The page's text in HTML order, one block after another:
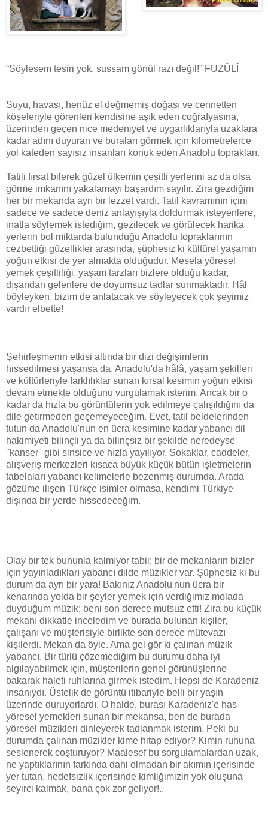
“Söylesem tesiri yok, sussam gönül razı değil!” FUZÛLÎ
Suyu, havası, henüz el değmemiş doğası ve cennetten
köşeleriyle görenleri kendisine aşık eden coğrafyasına,
üzerinden geçen nice medeniyet ve uygarlıklarıyla uzaklara
kadar adını duyuran ve buraları görmek için kilometrelerce
yol kateden sayısız insanları konuk eden Anadolu toprakları.
Tatili fırsat bilerek güzel ülkemin çeşitli yerlerini az da olsa
görme imkanını yakalamayı başardım sayılır. Zira gezdiğim
her bir mekanda ayrı bir lezzet vardı. Tatil kavramının içini
sadece ve sadece deniz anlayışıyla doldurmak isteyenlere,
inatla söylemek istediğim, gezilecek ve görülecek harika
yerlerin bol miktarda bulunduğu Anadolu topraklarının
cezbettiği güzellikler arasında, şüphesiz ki kültürel yaşamın
yoğun etkisi de yer almakta olduğudur. Mesela yöresel
yemek çeşitliliği, yaşam tarzları bizlere olduğu kadar,
dışarıdan gelenlere de doyumsuz tadlar sunmaktadır. Hâl
böyleyken, bizim de anlatacak ve söyleyecek çok şeyimiz
vardır elbette!
Şehirleşmenin etkisi altında bir dizi değişimlerin
hissedilmesi yaşansa da, Anadolu'da hâlâ, yaşam şekilleri
ve kültürleriyle farklılıklar sunan kırsal kesimin yoğun etkisi
devam etmekte olduğunu vurgulamak isterim. Ancak bir o
kadar da hızla bu görüntülerin yok edilmeye çalışıldığını da
dile getirmeden geçemeyeceğim. Evet, tatil beldelerinden
tutun da Anadolu'nun en ücra kesimine kadar yabancı dil
hakimiyeti bilinçli ya da bilinçsiz bir şekilde neredeyse
"kanser" gibi sinsice ve hızla yayılıyor. Sokaklar, caddeler,
alışveriş merkezleri kısaca büyük küçük bütün işletmelerin
tabelaları yabancı kelimelerle bezenmiş durumda. Arada
gözüme ilişen Türkçe isimler olmasa, kendimi Türkiye
dışında bir yerde hissedeceğim.
Olay bir tek bununla kalmıyor tabii; bir de mekanların bizler
için yayınladıkları yabancı dilde müzikler var. Şüphesiz ki bu
durum da ayrı bir yara! Bakınız Anadolu'nun ücra bir
kenarında yolda bir şeyler yemek için verdiğimiz molada
duyduğum müzik; beni son derece mutsuz etti! Zira bu küçük
mekanı dikkatle inceledim ve burada bulunan kişiler,
çalışanı ve müşterisiyle birlikte son derece mütevazı
kişilerdi. Mekan da öyle. Ama gel gör ki çalınan müzik
yabancı. Bir türlü çözemediğim bu durumu daha iyi
algılayabilmek için, müşterilerin genel görünüşlerine
bakarak haleti ruhlarına girmek istedim. Hepsi de Karadeniz
insanıydı. Üstelik de görüntü itibariyle belli bir yaşın
üzerinde duruyorlardı. O halde, burası Karadeniz'e has
yöresel yemekleri sunan bir mekansa, ben de burada
yöresel müzikleri dinleyerek tadlanmak isterim. Peki bu
durumda çalınan müzikler kime hitap ediyor? Kimin ruhuna
seslenerek coşturuyor? Maalesef bu sorgulamalardan uzak,
ne yaptıklarının farkında dahi olmadan bir akımın içerisinde
yer tutan, hedefsizlik içerisinde kimliğimizin yok oluşuna
seyirci kalmak, bana çok zor geliyor!..